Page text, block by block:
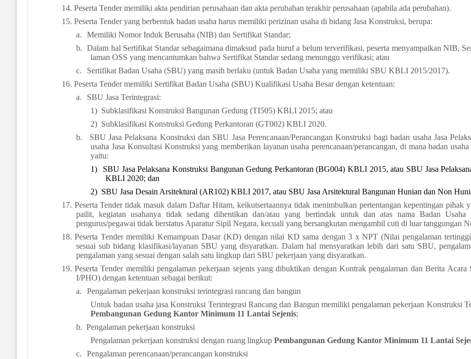
14. Peserta Tender memiliki akta pendirian perusahaan dan akta perubahan terakhir perusahaan (apabila ada perubahan).
15. Peserta Tender yang berbentuk badan usaha harus memiliki perizinan usaha di bidang Jasa Konstruksi, berupa:
a.
Memiliki Nomor Induk Berusaha (NIB) dan Sertifikat Standar;
b.
Dalam hal Sertifikat Standar sebagaimana dimaksud pada huruf a belum terverifikasi, peserta menyampaikan NIB,
laman OSS yang mencantumkan bahwa Sertifikat Standar sedang menunggu verifikasi; atau
c.
Sertifikat Badan Usaha (SBU) yang masih berlaku (untuk Badan Usaha yang memiliki SBU KBLI 2015/2017).
16. Peserta Tender memiliki Sertifikat Badan Usaha (SBU) Kualifikasi Usaha Besar dengan ketentuan:
a.
SBU Jasa Terintegrasi:
1) Subklasifikasi Konstruksi Bangunan Gedung (TI505)KBLI 2015; atau
2) Subklasifikasi Konstruksi Gedung Perkantoran (GT002)KBLI 2020.
b.
SBU Jasa Pelaksana Konstruksi dan SBU Jasa Perencanaan/Perancangan Konstruksi bagi badan usaha Jasa
usaha Jasa Konsultasi Konstruksi yang memberikan layanan usaha perencanaan/perancangan, di mana badan
yaitu:
1)
SBU Jasa Pelaksana Konstruksi Bangunan Gedung Perkantoran (BG004) KBLI 2015, atau SBU Jasa
KBLI 2020; dan
2) SBU Jasa Desain Arsitektural (AR102) KBLI 2017, atau SBU Jasa Arsitektural Bangunan Hunian dan Non
17. Peserta Tender tidak masuk dalam Daftar Hitam, keikutsertaannya tidak menimbulkan pertentangan kepentingan pihak
pailit, kegiatan usahanya tidak sedang dihentikan dan/atau yang bertindak untuk dan atas nama Badan Usaha
pengurus/pegawai tidak berstatus Aparatur Sipil Negara, kecuali yang bersangkutan mengambil cuti di luar tanggungan
18.Peserta Tender memiliki Kemampuan Dasar (KD) dengan nilai KD sama dengan 3 x NPT (Nilai pengalaman
sesuai sub bidang klasifikasi/layanan SBU yang disyaratkan. Dalam hal mensyaratkan lebih dari satu SBU,
pengalaman yang sesuai dengan salah satu lingkup dari SBU pekerjaan yang disyaratkan.
19. Peserta Tender memiliki pengalaman pekerjaan sejenis yang dibuktikan dengan Kontrak pengalaman dan Berita Acara
I/PHO) dengan ketentuan sebagai berikut:
a.
Pengalaman pekerjaan konstruksi terintegrasi rancang dan bangun
Untuk badan usaha jasa Konstruksi Terintegrasi Rancang dan Bangun memiliki pengalaman pekerjaan Konstruksi
Pembangunan Gedung Kantor Minimum 11 Lantai Sejenis;
b. Pengalaman pekerjaan konstruksi
Pengalaman pekerjaan konstruksi dengan ruang lingkupPembangunan Gedung Kantor Minimum 11 Lantai
c.
Pengalaman perencanaan/perancangan konstruksi